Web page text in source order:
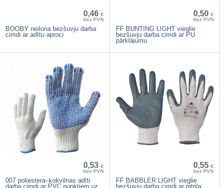
0,46 €
bez PVN
BOOBY neilona bezšuvju darba
cimdi ar adītu aproci
0,50 €
bez PVN
FF BUNTING LIGHT vieglie
bezšuvju darba cimdi ar PU
pārklājumu
0,53 €
bez PVN
007 poliestera–kokvilnas adīti
darba cimdi ar PVC punktiem uz
0,55 €
bez PVN
FF BABBLER LIGHT vieglie
bezšuvju darba cimdi ar nitrila